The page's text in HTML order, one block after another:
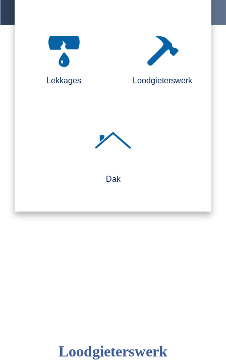
Lekkages Loodgieterswerk
Dak
Loodgieterswerk